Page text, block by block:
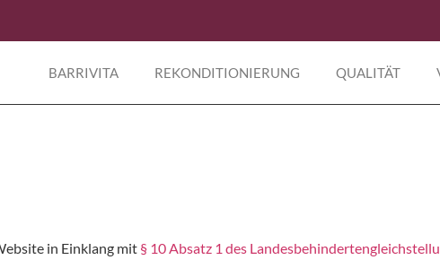
BARRIVITA REKONDITIONIERUNG QUALITÄT
in Einklang mit § 10 Absatz 1 des